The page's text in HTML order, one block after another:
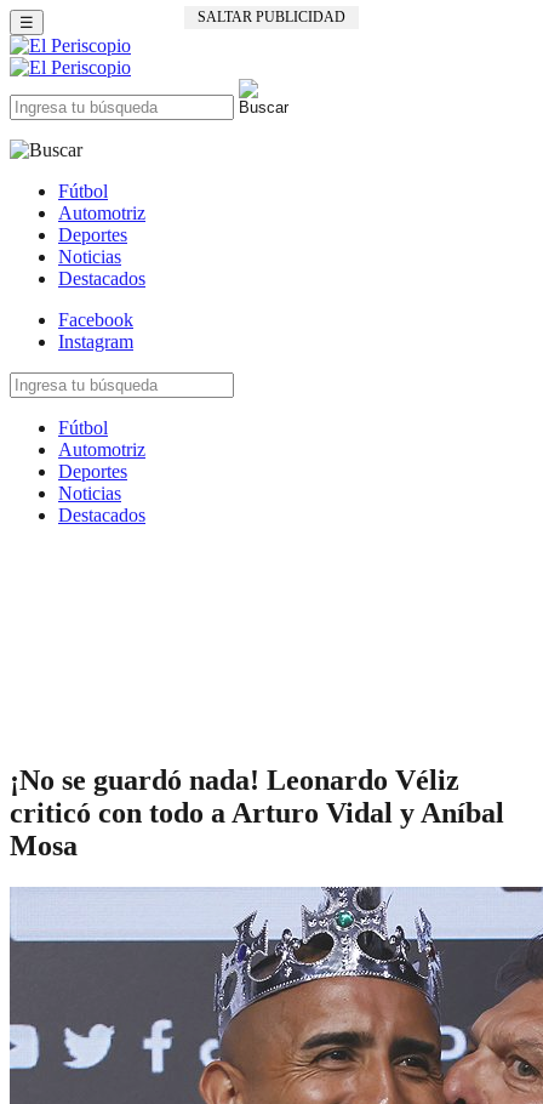
SALTAR PUBLICIDAD
☰
Fútbol
Automotriz
Deportes
Noticias
Destacados
Facebook
Instagram
Fútbol
Automotriz
Deportes
Noticias
Destacados
¡No se guardó nada! Leonardo Véliz
criticó con todo a Arturo Vidal y Aníbal
Mosa